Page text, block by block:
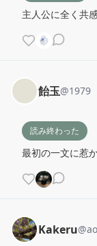
主人公に全く共
飴玉@1979
読み終わった
最初の一文に惹
Kakeru@